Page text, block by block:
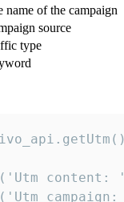
name of the campaign
source
type
content: